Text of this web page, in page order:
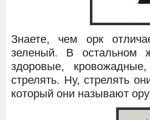
Знаете, чем орк
зеленый. В остальном
здоровые,
стрелять. Ну, стрелять
который они называют